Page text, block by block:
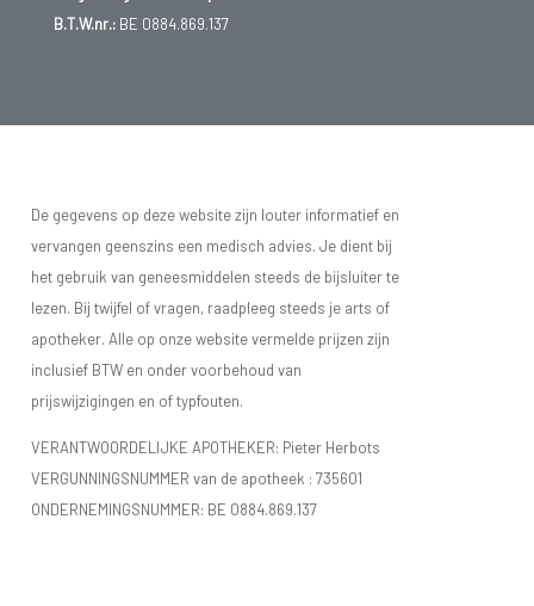
B.T.W.nr.:BE 0884.869.137
De gegevens op deze website zijn louter informatief en
vervangen geenszins een medisch advies. Je dient bij
het gebruik van geneesmiddelen steeds de bijsluiter te
lezen. Bij twijfel of vragen, raadpleeg steeds je arts of
apotheker. Alle op onze website vermelde prijzen zijn
inclusief BTW en onder voorbehoud van
prijswijzigingen en of typfouten.
VERANTWOORDELIJKE APOTHEKER: Pieter Herbots
VERGUNNINGSNUMMER van de apotheek : 735601
ONDERNEMINGSNUMMER: BE 0884.869.137